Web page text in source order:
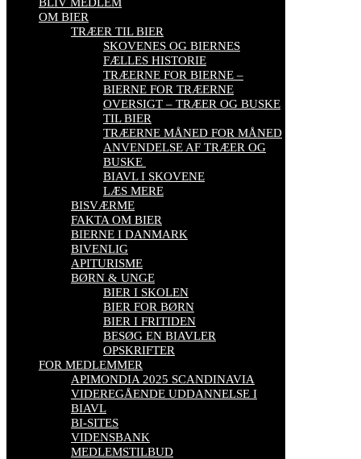
BLIV MEDLEM
OM BIER
TRÆER TIL BIER
SKOVENES OG BIERNES
FÆLLES HISTORIE
TRÆERNE FOR BIERNE –
BIERNE FOR TRÆERNE
OVERSIGT – TRÆER OG BUSKE
TIL BIER
TRÆERNE MÅNED FOR MÅNED
ANVENDELSE AF TRÆER OG
BUSKE
BIAVL I SKOVENE
LÆS MERE
BISVÆRME
FAKTA OM BIER
BIERNE I DANMARK
BIVENLIG
APITURISME
BØRN & UNGE
BIER I SKOLEN
BIER FOR BØRN
BIER I FRITIDEN
BESØG EN BIAVLER
OPSKRIFTER
FOR MEDLEMMER
APIMONDIA 2025 SCANDINAVIA
VIDEREGÅENDE UDDANNELSE I
BIAVL
BI-SITES
VIDENSBANK
MEDLEMSTILBUD